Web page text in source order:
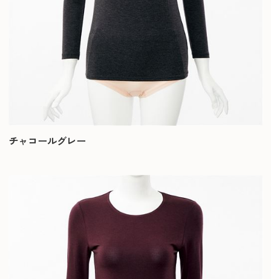
チャコールグレー